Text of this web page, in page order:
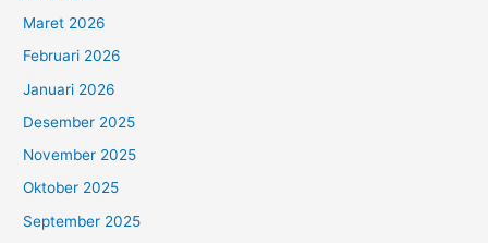
Maret 2026
Februari 2026
Januari 2026
Desember 2025
November 2025
Oktober 2025
September 2025